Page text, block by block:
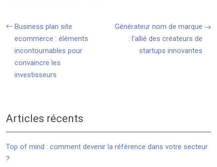
Business plan site
ecommerce : éléments
incontournables pour
convaincre les
investisseurs
Générateur nom de marque
: l’allié des créateurs de
startups innovantes
Articles récents
Top of mind : comment devenir la référence dans votre secteur
?